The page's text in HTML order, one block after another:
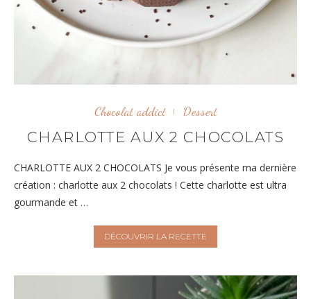
Chocolat addict Dessert
CHARLOTTE AUX 2 CHOCOLATS
CHARLOTTE AUX 2 CHOCOLATS Je vous présente ma dernière
création : charlotte aux 2 chocolats ! Cette charlotte est ultra
gourmande et …
DÉCOUVRIR LA RECETTE